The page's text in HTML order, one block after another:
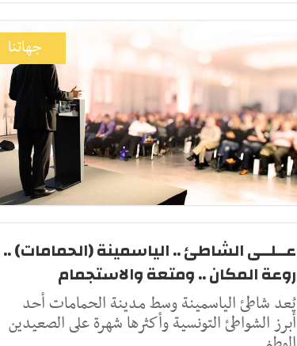
جهاتنا
عــلــى الشاطئ .. الياسمينة (الحمامات) ..
روعة المكان .. ومتعة والاستجمام
يُعد شاطئ الياسمينة وسط مدينة الحمامات أحد
أبرز الشواطئ التونسية وأكثرها شهرة على الصعيدين